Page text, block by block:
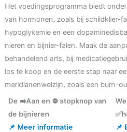
Het voedingsprogramma biedt
van hormonen, zoals bij schildklier-
hypoglykemie en een
nieren en bijnier-falen. Maak de
behandelend arts, bij
los te koop en de eerste stap naar
meridianenwelzijn, zoals een burn-
De ➡️Aan en ⛔ stopknop van
de bijnieren
📌 Meer informatie
📌